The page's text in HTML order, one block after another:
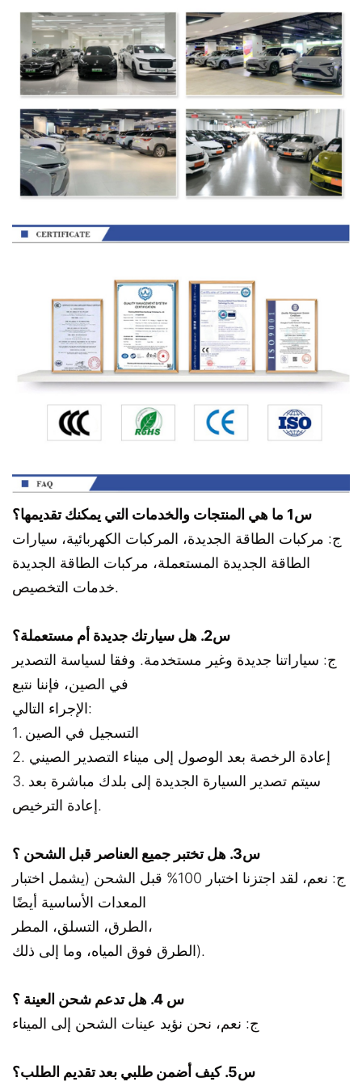
س1 ما هي المنتجات والخدمات التي يمكنك تقديمها؟
ج: مركبات الطاقة الجديدة، المركبات الكهربائية، سيارات
الطاقة الجديدة المستعملة، مركبات الطاقة الجديدة
خدمات التخصيص.
س2. هل سيارتك جديدة أم مستعملة؟
ج: سياراتنا جديدة وغير مستخدمة. وفقا لسياسة التصدير
في الصين، فإننا نتبع
الإجراء التالي:
1. التسجيل في الصين
2. إعادة الرخصة بعد الوصول إلى ميناء التصدير الصيني
3. سيتم تصدير السيارة الجديدة إلى بلدك مباشرة بعد
إعادة الترخيص.
س3. هل تختبر جميع العناصر قبل الشحن ؟
ج: نعم، لقد اجتزنا اختبار 100% قبل الشحن (يشمل اختبار
المعدات الأساسية أيضًا
الطرق، التسلق، المطر،
الطرق فوق المياه، وما إلى ذلك).
س 4. هل تدعم شحن العينة ؟
ج: نعم، نحن نؤيد عينات الشحن إلى الميناء
س5. كيف أضمن طلبي بعد تقديم الطلب؟